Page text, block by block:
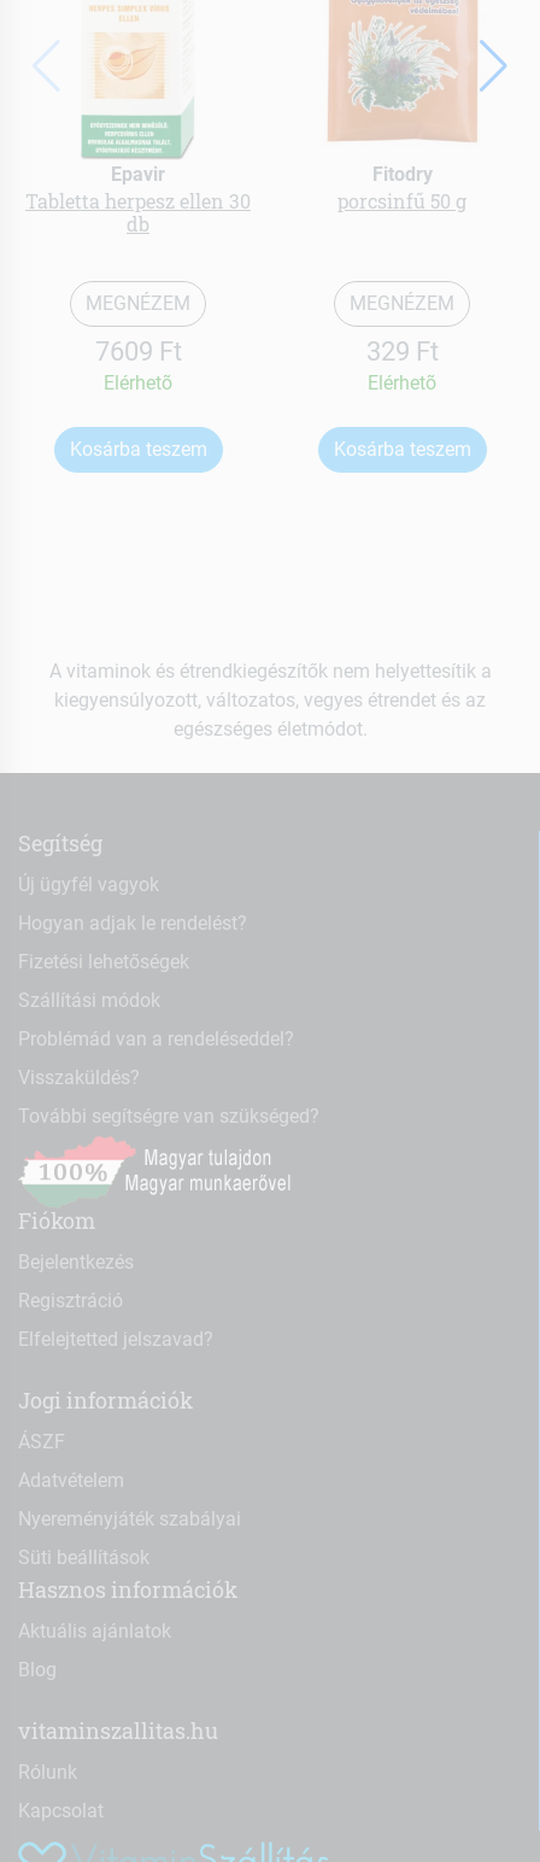
Epavir
Tabletta herpesz ellen 30
db
MEGNÉZEM
7609 Ft
Elérhetõ
Kosárba teszem
Fitodry
porcsinfű 50 g
MEGNÉZEM
329 Ft
Elérhetõ
Kosárba teszem
A vitaminok és étrendkiegészítők nem helyettesítik a
kiegyensúlyozott, változatos, vegyes étrendet és az
egészséges életmódot.
Segítség
Új ügyfél vagyok
Hogyan adjak le rendelést?
Fizetési lehetőségek
Szállítási módok
Problémád van a rendeléseddel?
Visszaküldés?
További segítségre van szükséged?
Fiókom
Bejelentkezés
Regisztráció
Elfelejtetted jelszavad?
Jogi információk
ÁSZF
Adatvételem
Nyereményjáték szabályai
Süti beállítások
Hasznos információk
Aktuális ajánlatok
Blog
vitaminszallitas.hu
Rólunk
Kapcsolat